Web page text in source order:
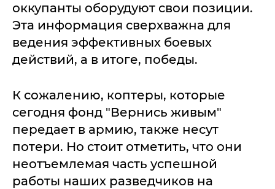
оккупанты оборудуют свои позиции.
Эта информация сверхважна для
ведения эффективных боевых
действий, а в итоге, победы.
К сожалению, коптеры, которые
сегодня фонд "Вернись живым"
передает в армию, также несут
потери. Но стоит отметить, что они
неотъемлемая часть успешной
работы наших разведчиков на